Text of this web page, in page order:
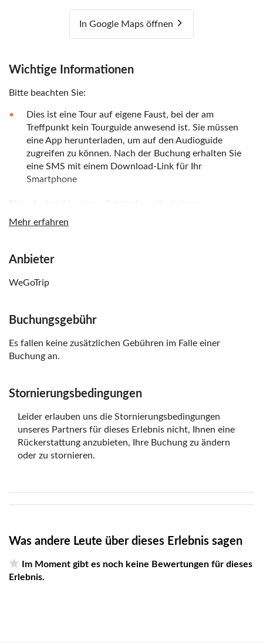
In Google Maps öffnen
Wichtige Informationen
Bitte beachten Sie:
Dies ist eine Tour auf eigene Faust, bei der am
Treffpunkt kein Tourguide anwesend ist. Sie müssen
eine App herunterladen, um auf den Audioguide
zugreifen zu können. Nach der Buchung erhalten Sie
eine SMS mit einem Download-Link für Ihr
Smartphone
Kopfhörer und ein vollständig aufgeladenes
Mehr erfahren
Anbieter
WeGoTrip
Buchungsgebühr
Es fallen keine zusätzlichen Gebühren im Falle einer
Buchung an.
Stornierungsbedingungen
Leider erlauben uns die Stornierungsbedingungen
unseres Partners für dieses Erlebnis nicht, Ihnen eine
Rückerstattung anzubieten, Ihre Buchung zu ändern
oder zu stornieren.
Was andere Leute über dieses Erlebnis sagen
Im Moment gibt es noch keine Bewertungen für dieses
Erlebnis.